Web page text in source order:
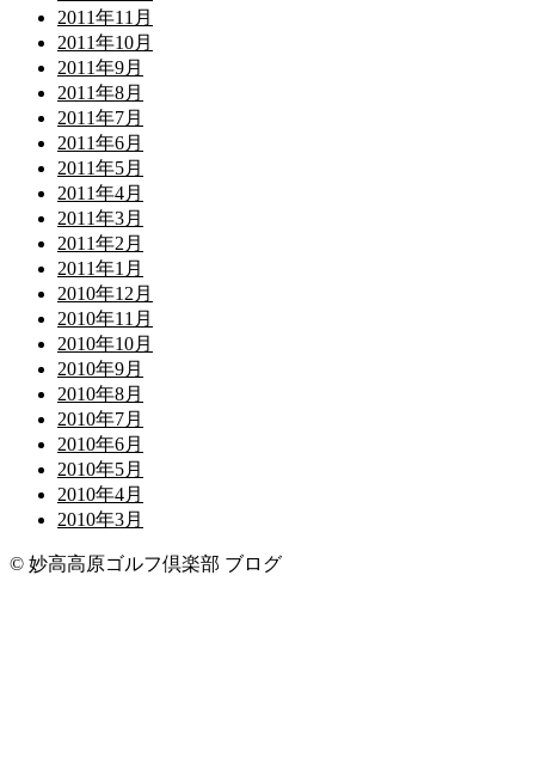
2011年11月
2011年10月
2011年9月
2011年8月
2011年7月
2011年6月
2011年5月
2011年4月
2011年3月
2011年2月
2011年1月
2010年12月
2010年11月
2010年10月
2010年9月
2010年8月
2010年7月
2010年6月
2010年5月
2010年4月
2010年3月
© 妙高高原ゴルフ倶楽部 ブログ